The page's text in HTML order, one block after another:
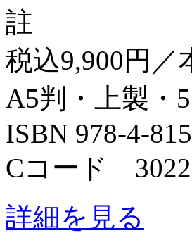
註
税込9,900円／
A5判・上製・
ISBN 978-4-
Cコード 3022
詳細を見る